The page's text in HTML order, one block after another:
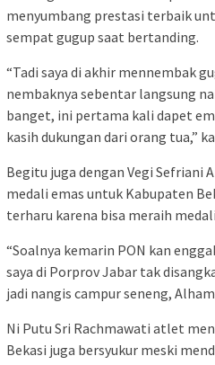
menyumbang prestasi terbaik
sempat gugup saat bertanding.
“Tadi saya di akhir mennembak
nembaknya sebentar langsung
banget, ini pertama kali dapet
kasih dukungan dari orang tua,”
Begitu juga dengan Vegi Sefriani
medali emas untuk Kabupaten
terharu karena bisa meraih
“Soalnya kemarin PON kan
saya di Porprov Jabar tak
jadi nangis campur seneng,
Ni Putu Sri Rachmawati atlet
Bekasi juga bersyukur meski